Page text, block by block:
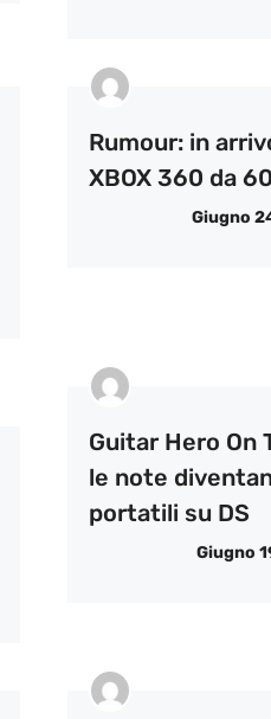
Rumour: in
XBOX 360 da
Giugno
Guitar Hero On
le note
portatili su DS
Giugno